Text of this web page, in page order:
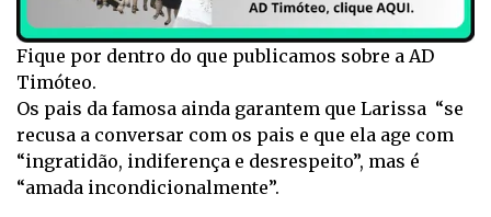
Fique por dentro do que publicamos sobre a AD
Timóteo.
Os pais da famosa ainda garantem que Larissa “se
recusa a conversar com os pais e que ela age com
“ingratidão, indiferença e desrespeito”, mas é
“amada incondicionalmente”.